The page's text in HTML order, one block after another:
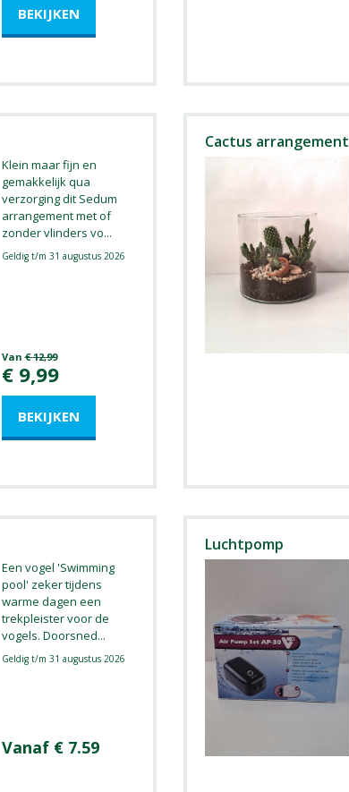
Klein maar fijn en
gemakkelijk qua
verzorging dit Sedum
arrangement met of
zonder vlinders vo...
Geldig t/m 31 augustus 2026
Van € 12,99
€ 9,99
Cactus arrangement
Een vogel 'Swimming
pool' zeker tijdens
warme dagen een
trekpleister voor de
vogels. Doorsned...
Geldig t/m 31 augustus 2026
Vanaf € 7.59
Luchtpomp